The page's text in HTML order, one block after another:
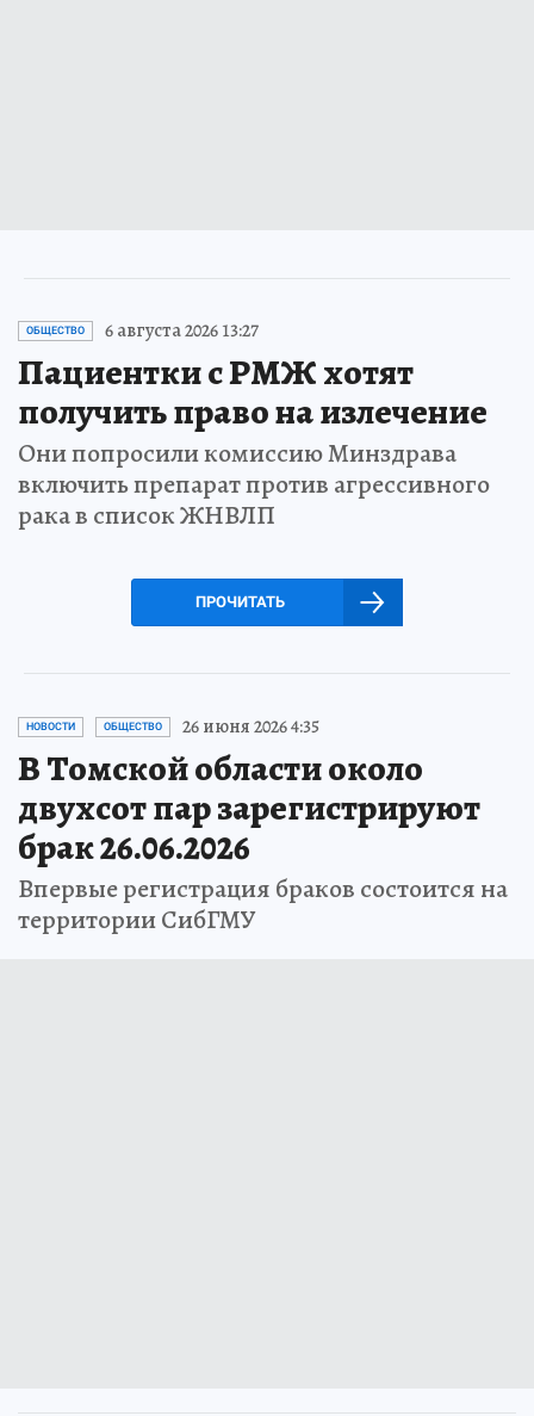
ОБЩЕСТВО 6 августа 2026 13:27
Пациентки с РМЖ хотят
получить право на излечение
Они попросили комиссию Минздрава
включить препарат против агрессивного
рака в список ЖНВЛП
ПРОЧИТАТЬ
НОВОСТИ ОБЩЕСТВО 26 июня 2026 4:35
В Томской области около
двухсот пар зарегистрируют
брак 26.06.2026
Впервые регистрация браков состоится на
территории СибГМУ